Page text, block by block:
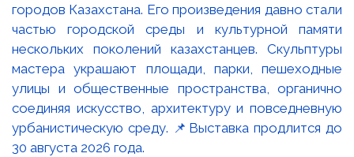
городов Казахстана. Его произведения давно стали
частью городской среды и культурной памяти
нескольких поколений казахстанцев. Скульптуры
мастера украшают площади, парки, пешеходные
улицы и общественные пространства, органично
соединяя искусство, архитектуру и повседневную
урбанистическую среду. 📌Выставка продлится до
30 августа 2026 года.